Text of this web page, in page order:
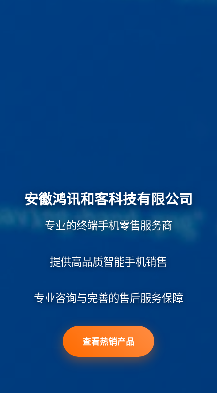
安徽鸿讯和客科技有限公司
专业的终端手机零售服务商
提供高品质智能手机销售
专业咨询与完善的售后服务保障
查看热销产品